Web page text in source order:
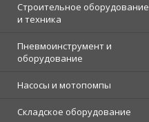
Строительное оборудование
и техника
Пневмоинструмент и
оборудование
Насосы и мотопомпы
Складское оборудование